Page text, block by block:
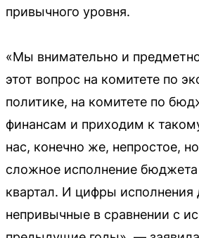
привычного уровня.
«Мы внимательно и
этот вопрос на комитете по
политике, на комитете по
финансам и приходим к
нас, конечно же, непростое,
сложное исполнение
квартал. И цифры исполнения
непривычные в сравнении с